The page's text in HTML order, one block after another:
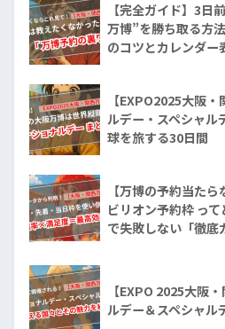
【完全ガイド】3日
万博”を勝ち取る方
のコツとカレンダー
【EXPO2025大阪
ルデー・スペシャル
球を旅する30日間
【万博の予約当た
ビリオン予約枠 っ
で失敗しない「徹底
【EXPO 2025大阪
ルデー＆スペシャル